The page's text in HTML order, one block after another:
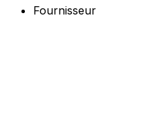
Fournisseur